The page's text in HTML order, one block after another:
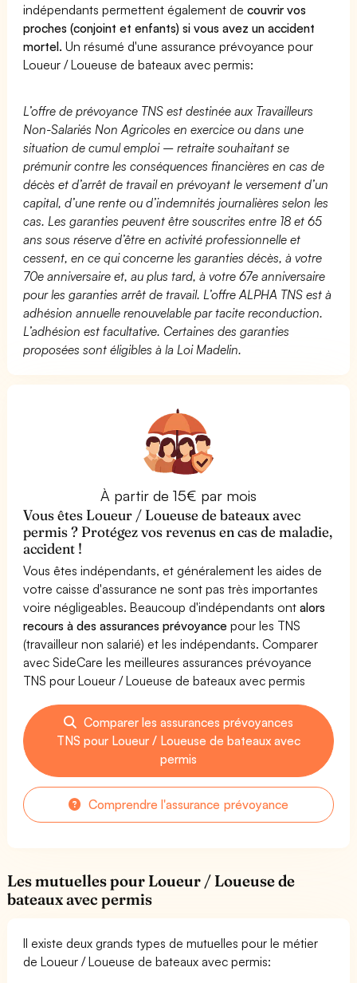
indépendants permettent également decouvrir vos
proches (conjoint et enfants) si vous avez un accident
mortel. Un résumé d'une assurance prévoyance pour
Loueur / Loueuse de bateaux avec permis:
L’offre de prévoyance TNS est destinée aux Travailleurs
Non-Salariés Non Agricoles en exercice ou dans une
situation de cumul emploi – retraite souhaitant se
prémunir contre les conséquences financières en cas de
décès et d’arrêt de travail en prévoyant le versement d’un
capital, d’une rente ou d’indemnités journalières selon les
cas. Les garanties peuvent être souscrites entre 18 et 65
ans sous réserve d’être en activité professionnelle et
cessent, en ce qui concerne les garanties décès, à votre
70e anniversaire et, au plus tard, à votre 67e anniversaire
pour les garanties arrêt de travail. L’offre ALPHA TNS est à
adhésion annuelle renouvelable par tacite reconduction.
L’adhésion est facultative. Certaines des garanties
proposées sont éligibles à la Loi Madelin.
À partir de 15€ par mois
Vous êtes Loueur / Loueuse de bateaux avec
permis ? Protégez vos revenus en cas de maladie,
accident !
Vous êtes indépendants, et généralement les aides de
votre caisse d'assurance ne sont pas très importantes
voire négligeables. Beaucoup d'indépendants ontalors
recours à des assurances prévoyance pour les TNS
(travailleur non salarié) et les indépendants. Comparer
avec SideCare les meilleures assurances prévoyance
TNS pour Loueur / Loueuse de bateaux avec permis
Comparer les assurances prévoyances
TNS pour Loueur / Loueuse de bateaux avec
permis
Comprendre l'assurance prévoyance
Les mutuelles pour Loueur / Loueuse de
bateaux avec permis
Il existe deux grands types de mutuelles pour le métier
de Loueur / Loueuse de bateaux avec permis: